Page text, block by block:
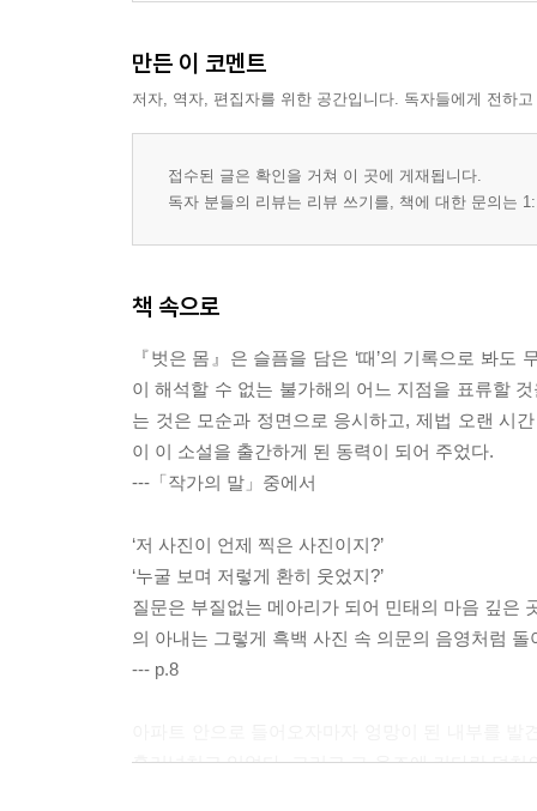
만든 이 코멘트
저자, 역자, 편집자를 위한 공간입니다. 독자들에게 전하
접수된 글은 확인을 거쳐 이 곳에 게재됩니다.
독자 분들의 리뷰는 리뷰 쓰기를, 책에 대한 문의는
책 속으로
『벗은 몸』은 슬픔을 담은 ‘때’의 기록으로 봐
이 해석할 수 없는 불가해의 어느 지점을 표류할
는 것은 모순과 정면으로 응시하고, 제법 오랜 시
이 이 소설을 출간하게 된 동력이 되어 주었다.
---「작가의 말」중에서
‘저 사진이 언제 찍은 사진이지?’
‘누굴 보며 저렇게 환히 웃었지?’
질문은 부질없는 메아리가 되어 민태의 마음 깊은
의 아내는 그렇게 흑백 사진 속 의문의 음영처럼
--- p.8
흘러넘치고 있었다. 그리고 그 욕조에 커다란 덩